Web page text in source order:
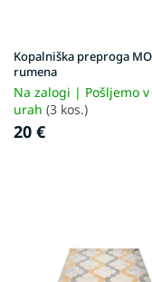
d
u
c
t
s
Kopalniška preproga
rumena
Na zalogi | Pošljemo v
urah (3 kos.)
20 €